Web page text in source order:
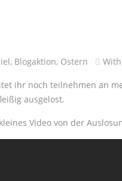
, Blogaktion, Ostern With
ihr noch teilnehmen an
ausgelost.
Video von der